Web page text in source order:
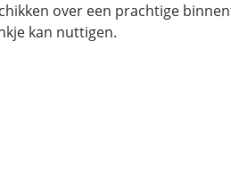
over een prachtige
kan nuttigen.